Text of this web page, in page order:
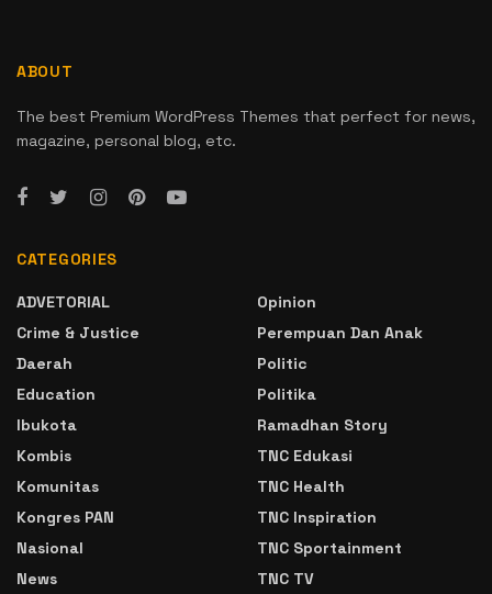
ABOUT
The best Premium WordPress Themes that perfect for news,
magazine, personal blog, etc.
CATEGORIES
ADVETORIAL
Crime & Justice
Daerah
Education
Ibukota
Kombis
Komunitas
Kongres PAN
Nasional
News
Opinion
Perempuan Dan Anak
Politic
Politika
Ramadhan Story
TNC Edukasi
TNC Health
TNC Inspiration
TNC Sportainment
TNC TV